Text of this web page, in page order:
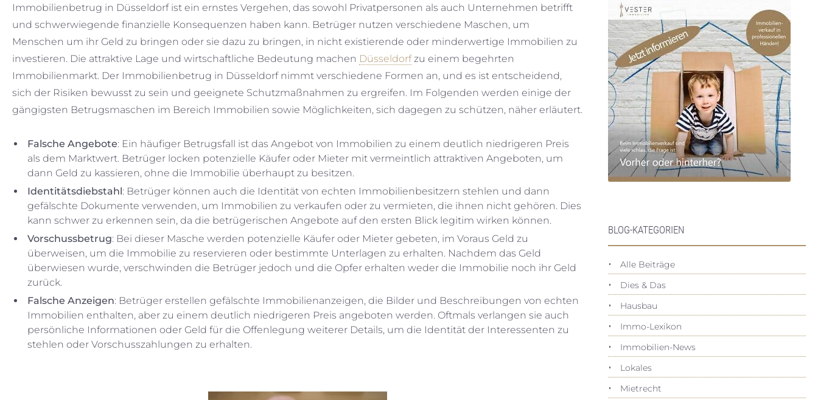
Immobilienbetrug in Düsseldorf ist ein ernstes Vergehen, das sowohl Privatpersonen als auch Unternehmen betrifft
und schwerwiegende finanzielle Konsequenzen haben kann. Betrüger nutzen verschiedene Maschen, um
Menschen um ihr Geld zu bringen oder sie dazu zu bringen, in nicht existierende oder minderwertige Immobilien zu
investieren. Die attraktive Lage und wirtschaftliche Bedeutung machen Düsseldorfzu einem begehrten
Immobilienmarkt. Der Immobilienbetrug in Düsseldorf nimmt verschiedene Formen an, und es ist entscheidend,
sich der Risiken bewusst zu sein und geeignete Schutzmaßnahmen zu ergreifen. Im Folgenden werden einige der
gängigsten Betrugsmaschen im Bereich Immobilien sowie Möglichkeiten, sich dagegen zu schützen, näher erläutert.
Falsche Angebote: Ein häufiger Betrugsfall ist das Angebot von Immobilien zu einem deutlich niedrigeren Preis
als dem Marktwert. Betrüger locken potenzielle Käufer oder Mieter mit vermeintlich attraktiven Angeboten, um
dann Geld zu kassieren, ohne die Immobilie überhaupt zu besitzen.
Identitätsdiebstahl: Betrüger können auch die Identität von echten Immobilienbesitzern stehlen und dann
gefälschte Dokumente verwenden, um Immobilien zu verkaufen oder zu vermieten, die ihnen nicht gehören. Dies
kann schwer zu erkennen sein, da die betrügerischen Angebote auf den ersten Blick legitim wirken können.
Vorschussbetrug: Bei dieser Masche werden potenzielle Käufer oder Mieter gebeten, im Voraus Geld zu
überweisen, um die Immobilie zu reservieren oder bestimmte Unterlagen zu erhalten. Nachdem das Geld
überwiesen wurde, verschwinden die Betrüger jedoch und die Opfer erhalten weder die Immobilie noch ihr Geld
zurück.
Falsche Anzeigen: Betrüger erstellen gefälschte Immobilienanzeigen, die Bilder und Beschreibungen von echten
Immobilien enthalten, aber zu einem deutlich niedrigeren Preis angeboten werden. Oftmals verlangen sie auch
persönliche Informationen oder Geld für die Offenlegung weiterer Details, um die Identität der Interessenten zu
stehlen oder Vorschusszahlungen zu erhalten.
BLOG-KATEGORIEN
Alle Beiträge
Dies & Das
Hausbau
Immo-Lexikon
Immobilien-News
Lokales
Mietrecht